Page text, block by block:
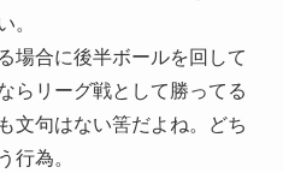
。
場合に後半ボールを回して
らリーグ戦として勝ってる
文句はない筈だよね。どち
行為。